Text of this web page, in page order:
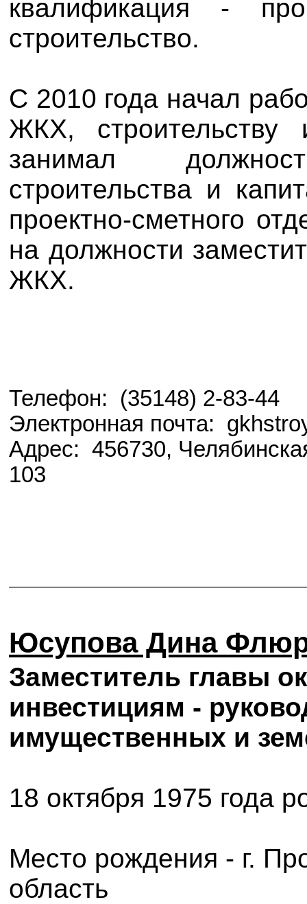
квалификация -
строительство.
С 2010 года начал
ЖКХ, строительству
занимал
строительства и
проектно-сметного
на должности
ЖКХ.
Телефон: (35148) 2-83-44
Электронная почта:
Адрес: 456730,
103
Юсупова Дина
Заместитель главы
инвестициям -
имущественных и
18 октября 1975 года
Место рождения - г.
область